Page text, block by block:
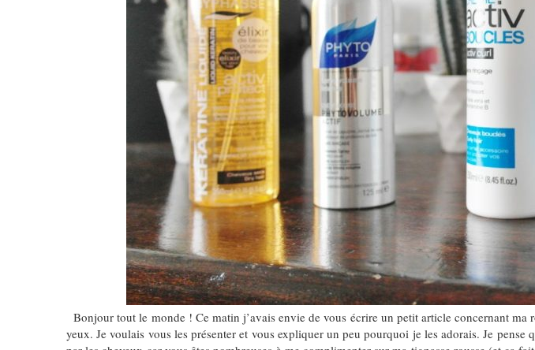
Bonjour tout le monde ! Ce matin j’avais envie de vous écrire un petit article concernant
yeux. Je voulais vous les présenter et vous expliquer un peu pourquoi je les adorais. Je